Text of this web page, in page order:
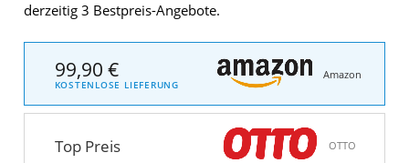
derzeitig 3 Bestpreis-Angebote.
99,90 €
KOSTENLOSE LIEFERUNG
Amazon
Top Preis OTTO